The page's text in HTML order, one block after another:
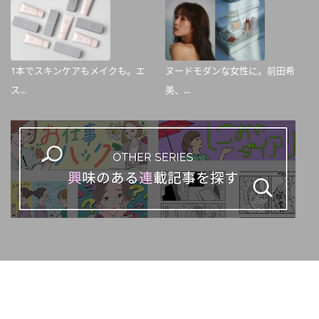
1本でスキンケアもメイクも。エ
ス...
ヌードモダンな女性に。前田希
美、...